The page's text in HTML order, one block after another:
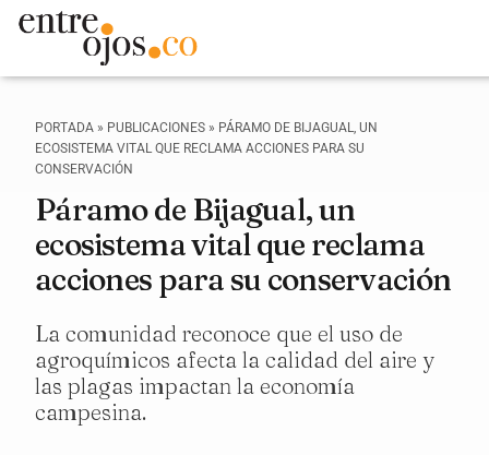
PORTADA » PUBLICACIONES » PÁRAMO DE BIJAGUAL, UN
ECOSISTEMA VITAL QUE RECLAMA ACCIONES PARA SU
CONSERVACIÓN
Páramo de Bijagual, un
ecosistema vital que reclama
acciones para su conservación
La comunidad reconoce que el uso de
agroquímicos afecta la calidad del aire y
las plagas impactan la economía
campesina.